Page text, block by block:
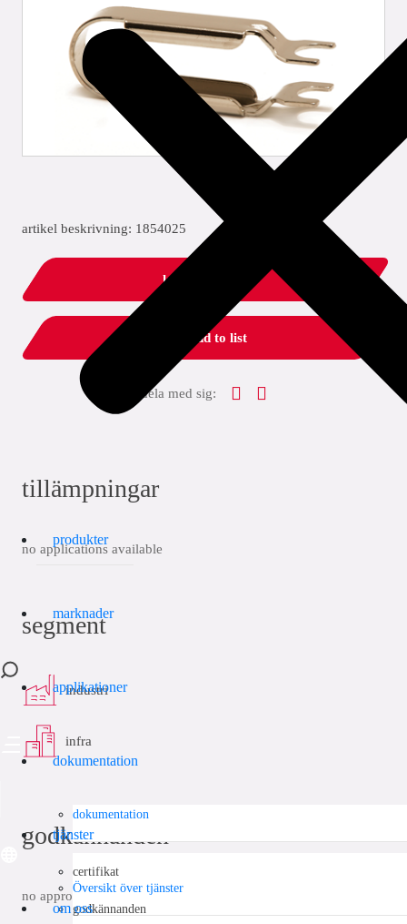
produkter
marknader
applikationer
dokumentation
dokumentation
certifikat
godkännanden
tjänster
Översikt över tjänster
om oss
artikel beskrivning: 1854025
ladda ner PDF
add to list
dela med sig:
tillämpningar
no applications available
segment
industri
infra
godkännanden
no approvals available